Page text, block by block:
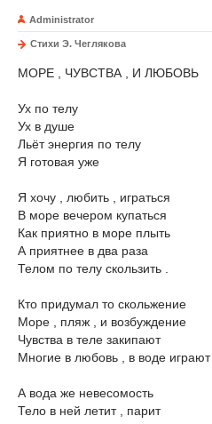
Administrator
Стихи Э. Чеглякова
МОРЕ , ЧУВСТВА , И ЛЮБОВЬ
Ух по телу
Ух в душе
Льёт энергия по телу
Я готовая уже
Я хочу , любить , играться
В море вечером купаться
Как приятно в море плыть
А приятнее в два раза
Телом по телу скользить .
Кто придумал то скольжение
Море , пляж , и возбуждение
Чувства в теле закипают
Многие в любовь , в воде играют .
А вода же невесомость
Тело в ней летит , парит